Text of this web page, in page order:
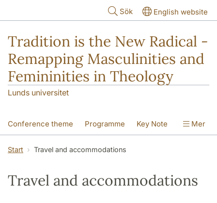
Sök English website
Tradition is the New Radical -
Remapping Masculinities and
Femininities in Theology
Lunds universitet
Conference theme Programme Key Note
Travel and accommodations
Mer
Start Travel and accommodations
Travel and accommodations